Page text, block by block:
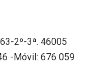
2º-3ª. 46005
-Móvil: 676 059